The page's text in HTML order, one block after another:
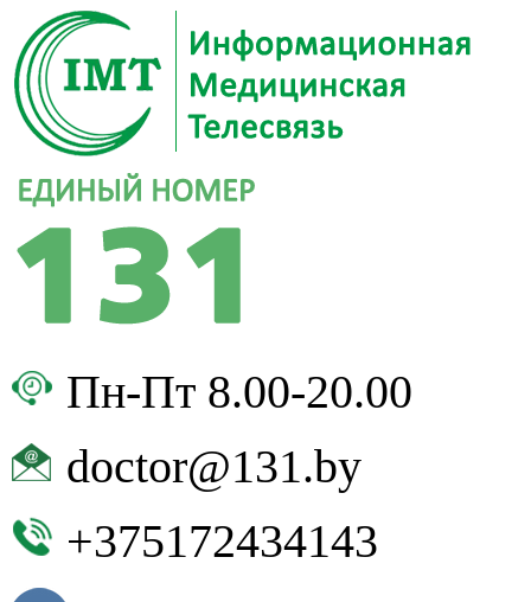
Пн-Пт 8.00-20.00
doctor@131.by
+375172434143